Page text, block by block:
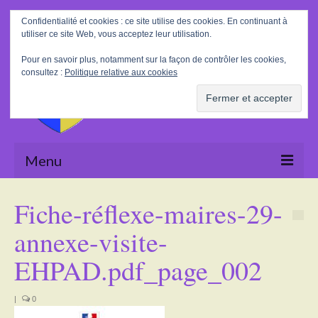
Rechercher
:
Menu
La Mairie
Fiche-réflexe-maires-29-
annexe-visite-
EHPAD.pdf_page_002
| 0
Confidentialité et cookies : ce site utilise des cookies. En continuant à
utiliser ce site Web, vous acceptez leur utilisation.
Pour en savoir plus, notamment sur la façon de contrôler les cookies,
consultez : Politique relative aux cookies